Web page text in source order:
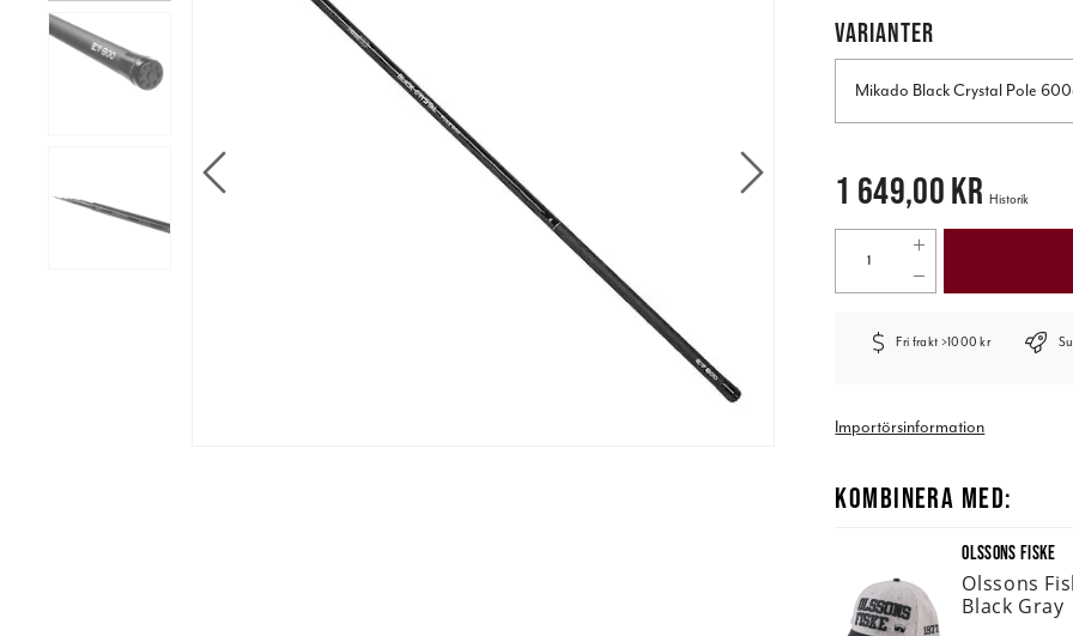
VARIANTER
Mikado Black Crystal Pole
Pris:1 649,00 kr
1 649,00 kr Historik
Fri frakt >1000 kr
Importörsinformation
KOMBINERA MED:
OLSSONS FISKE
Olssons
Black Gray